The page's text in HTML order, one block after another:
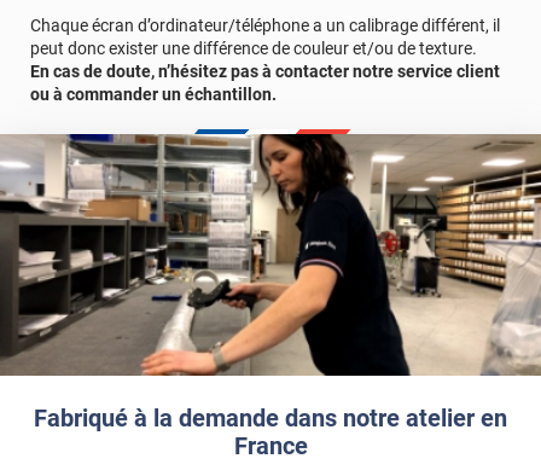
Fabriqué à la demande dans notre atelier en
France
Chaque écran d’ordinateur/téléphone a un calibrage différent, il
peut donc exister une différence de couleur et/ou de texture.
En cas de doute, n’hésitez pas à contacter notre service client
ou à commander un échantillon.